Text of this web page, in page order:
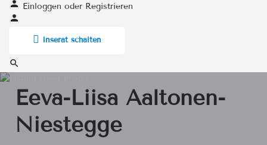
Einloggen oder Registrieren
Inserat schalten
Eeva-Liisa Aaltonen-
Niestegge